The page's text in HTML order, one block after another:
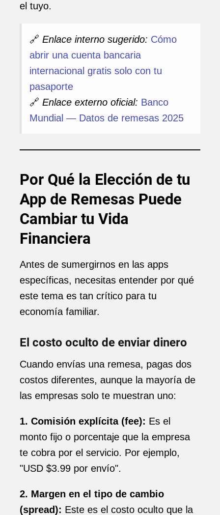
el tuyo.
🔗 Enlace interno sugerido: Cómo
abrir una cuenta bancaria
internacional gratis solo con tu
pasaporte
🔗 Enlace externo oficial: Banco
Mundial — Datos de remesas 2025
Por Qué la Elección de tu
App de Remesas Puede
Cambiar tu Vida
Financiera
Antes de sumergirnos en las apps
específicas, necesitas entender por qué
este tema es tan crítico para tu
economía familiar.
El costo oculto de enviar dinero
Cuando envías una remesa, pagas dos
costos diferentes, aunque la mayoría de
las empresas solo te muestran uno:
1. Comisión explícita (fee): Es el
monto fijo o porcentaje que la empresa
te cobra por el servicio. Por ejemplo,
"USD $3.99 por envío".
2. Margen en el tipo de cambio
(spread): Este es el costo oculto que la